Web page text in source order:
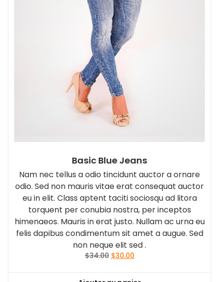
Basic Blue Jeans
Nam nec tellus a odio tincidunt auctor a ornare
odio. Sed non mauris vitae erat consequat auctor
eu in elit. Class aptent taciti sociosqu ad litora
torquent per conubia nostra, per inceptos
himenaeos. Mauris in erat justo. Nullam ac urna eu
felis dapibus condimentum sit amet a augue. Sed
non neque elit sed .
$34.00 Le
$30.00Le